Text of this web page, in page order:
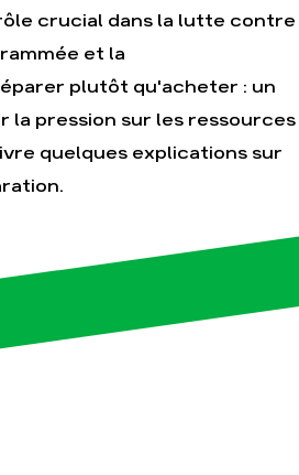
ou
Nos
thématiques
Climat – Énergie
Surproduction
Multinationales
crucial dans la lutte contre
et la
plutôt qu'acheter : un
la pression sur les ressources
quelques explications sur